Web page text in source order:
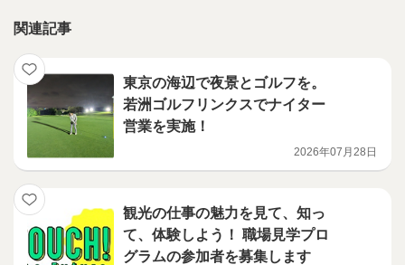
関連記事
東京の海辺で夜景とゴルフを。
若洲ゴルフリンクスでナイター
営業を実施！
2026年07月28日
観光の仕事の魅力を見て、知っ
て、体験しよう！ 職場見学プロ
グラムの参加者を募集します